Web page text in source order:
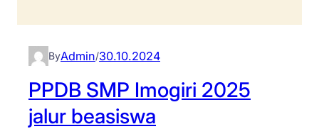
ByAdmin/30.10.2024
PPDB SMP Imogiri 2025
jalur beasiswa